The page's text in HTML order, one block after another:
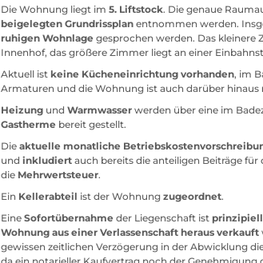
Die Wohnung liegt im5. Liftstock. Die genaue
beigelegten Grundrissplan entnommen werden.
ruhigen Wohnlage gesprochen werden. Das kleinere
Innenhof, das größere Zimmer liegt an einer
Aktuell ist keine Kücheneinrichtung vorhanden, im
Armaturen und die Wohnung ist auch darüber hinaus
Heizung undWarmwasser werden über eine im
Gastherme bereit gestellt.
Dieaktuelle monatliche
undinkludiert auch bereits die anteiligen Beiträge für
die Mehrwertsteuer.
Ein Kellerabteil ist der Wohnungzugeordnet.
EineSofortübernahme der Liegenschaft ist
Wohnung aus einer Verlassenschaft heraus verkauft
gewissen zeitlichen Verzögerung in der Abwicklung